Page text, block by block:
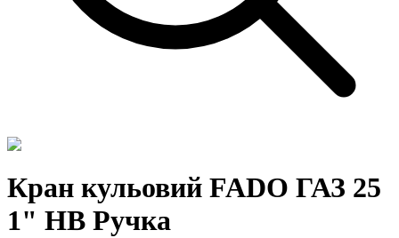
Кран кульовий FADO ГАЗ 25
1" НВ Ручка